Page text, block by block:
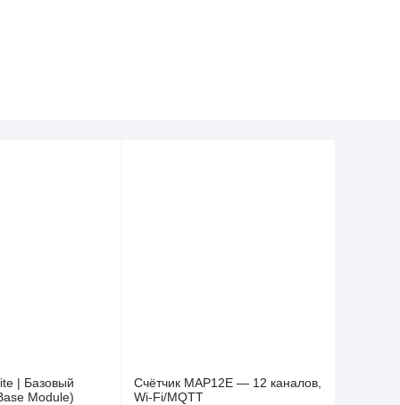
| Базовый
Module)
Счётчик MAP12E — 12 каналов,
Wi-Fi/MQTT